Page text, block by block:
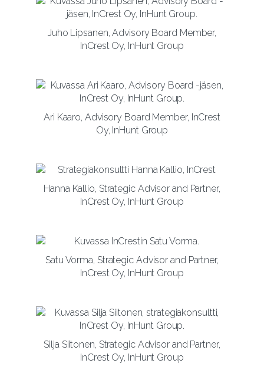
Juho Lipsanen, Advisory Board Member,
InCrest Oy, InHunt Group
Ari Kaaro, Advisory Board Member, InCrest
Oy, InHunt Group
Hanna Kallio, Strategic Advisor and Partner,
InCrest Oy, InHunt Group
Satu Vorma, Strategic Advisor and Partner,
InCrest Oy, InHunt Group
Silja Siitonen, Strategic Advisor and Partner,
InCrest Oy, InHunt Group